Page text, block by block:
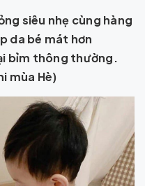
siêu nhẹ cùng hàng
da bé mát hơn
bỉm thông thường.
mùa Hè)